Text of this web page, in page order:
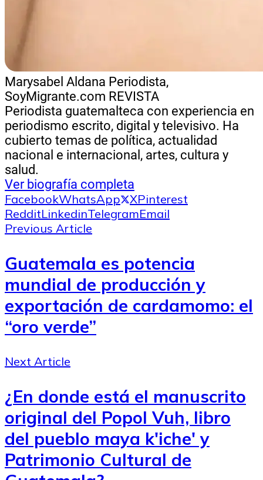
Marysabel Aldana Periodista,
SoyMigrante.com REVISTA
Periodista guatemalteca con experiencia en
periodismo escrito, digital y televisivo. Ha
cubierto temas de política, actualidad
nacional e internacional, artes, cultura y
salud.
Ver biografía completa
FacebookWhatsApp XPinterest
RedditLinkedinTelegramEmail
Previous Article
Guatemala es potencia
mundial de producción y
exportación de cardamomo: el
“oro verde”
Next Article
¿En donde está el manuscrito
original del Popol Vuh, libro
del pueblo maya k'iche' y
Patrimonio Cultural de